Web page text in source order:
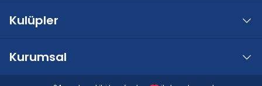
Kulüpler
Kurumsal